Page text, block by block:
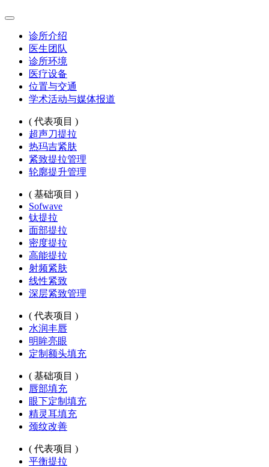
诊所介绍
医生团队
诊所环境
医疗设备
位置与交通
学术活动与媒体报道
( 代表项目 )
超声刀提拉
热玛吉紧肤
紧致提拉管理
轮廓提升管理
( 基础项目 )
Sofwave
钛提拉
面部提拉
密度提拉
高能提拉
射频紧肤
线性紧致
深层紧致管理
( 代表项目 )
水润丰唇
明眸亮眼
定制额头填充
( 基础项目 )
唇部填充
眼下定制填充
精灵耳填充
颈纹改善
( 代表项目 )
平衡提拉